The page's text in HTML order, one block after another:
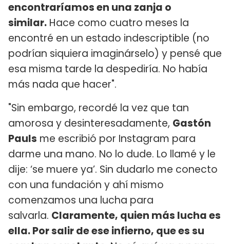
encontraríamos en una zanja o
similar. Hace como cuatro meses la
encontré en un estado indescriptible (no
podrían siquiera imaginárselo) y pensé que
esa misma tarde la despediría. No había
más nada que hacer".
"Sin embargo, recordé la vez que tan
amorosa y desinteresadamente, Gastón
Pauls me escribió por Instagram para
darme una mano. No lo dude. Lo llamé y le
dije: ‘se muere ya’. Sin dudarlo me conecto
con una fundación y ahí mismo
comenzamos una lucha para
salvarla. Claramente, quien más lucha es
ella. Por salir de ese infierno, que es su